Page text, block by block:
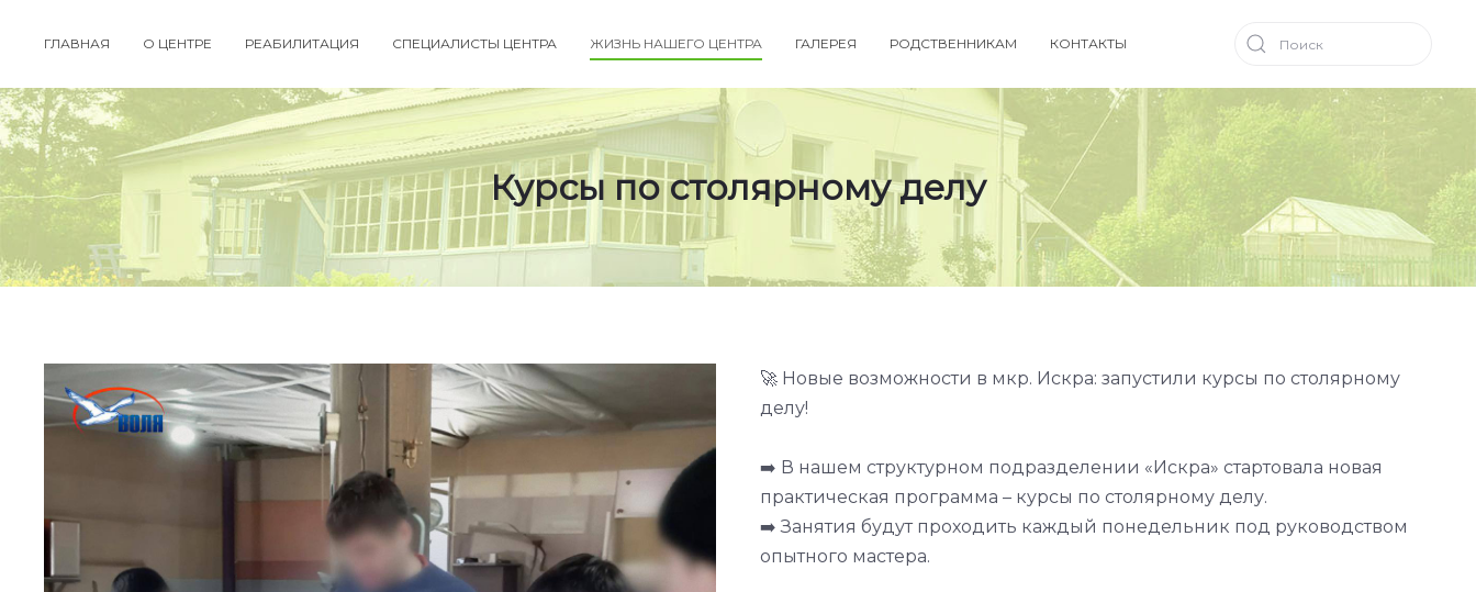
ГЛАВНАЯ О ЦЕНТРЕ РЕАБИЛИТАЦИЯ СПЕЦИАЛИСТЫ ЦЕНТРА ЖИЗНЬ НАШЕГО ЦЕНТРА ГАЛЕРЕЯ РОДСТВЕННИКАМ КОНТАКТЫ
Курсы по столярному делу
🚀 Новые возможности в мкр. Искра: запустили курсы по столярному
делу!
➡️ В нашем структурном подразделении «Искра» стартовала новая
практическая программа – курсы по столярному делу.
➡️ Занятия будут проходить каждый понедельник под руководством
опытного мастера.